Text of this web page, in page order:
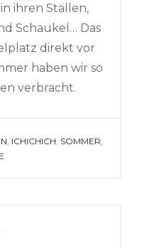
ihren Ställen,
Schaukel… Das
direkt vor
haben wir so
verbracht.
ICHICHICH SOMMER